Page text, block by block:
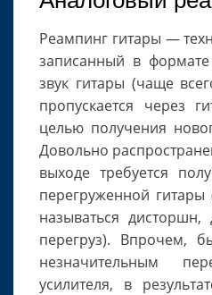
Реампинг гитары —
записанный в
звук гитары (чаще
пропускается через
целью получения
Довольно
выходе требуется
перегруженной
называться
перегруз). Впрочем,
незначительным
усилителя, в